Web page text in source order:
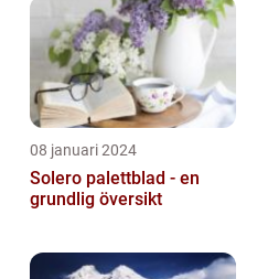
08 januari 2024
Solero palettblad - en
grundlig översikt